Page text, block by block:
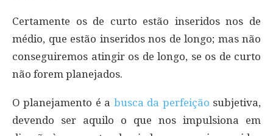
Certamente os de curto estão inseridos nos de
médio, que estão inseridos nos de longo; mas não
conseguiremos atingir os de longo, se os de curto
não forem planejados.
O planejamento é a busca da perfeição subjetiva,
devendo ser aquilo o que nos impulsiona em